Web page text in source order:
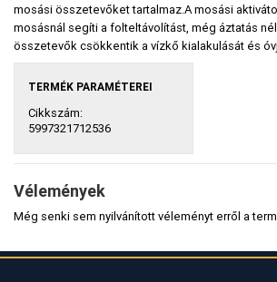
mosási összetevőket tartalmaz.A mosási
mosásnál segíti a folteltávolítást, még áztatás
összetevők csökkentik a vízkő kialakulását és
TERMÉK PARAMÉTEREI
Cikkszám:
5997321712536
Vélemények
Még senki sem nyilvánított véleményt erről a